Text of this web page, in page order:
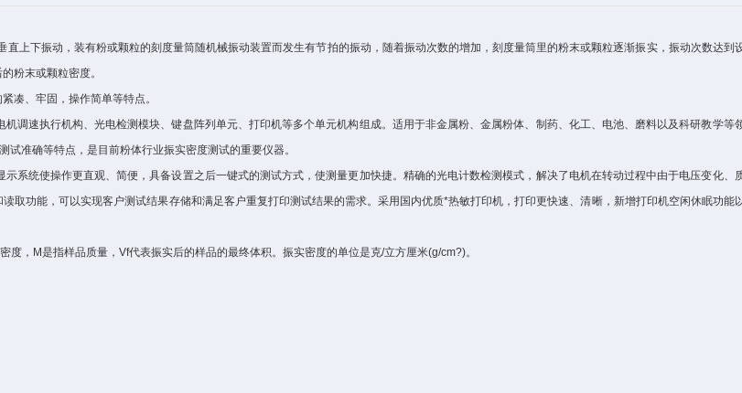
下振动，装有粉或颗粒的刻度量筒随机械振动装置而发生有节拍的振动，随着振动次数的增加，刻度量筒里的粉末或颗粒逐渐振实，振动次数达到
粉末或颗粒密度。
、牢固，操作简单等特点。
速执行机构、光电检测模块、键盘阵列单元、打印机等多个单元机构组成。适用于非金属粉、金属粉体、制药、化工、电池、磨料以及科研教学等
准确等特点，是目前粉体行业振实密度测试的重要仪器。
统使操作更直观、简便，具备设置之后一键式的测试方式，使测量更加快捷。精确的光电计数检测模式，解决了电机在转动过程中由于电压变化、
取功能，可以实现客户测试结果存储和满足客户重复打印测试结果的需求。采用国内优质*热敏打印机，打印更快速、清晰，新增打印机空闲休眠功能
M是指样品质量，Vf代表振实后的样品的最终体积。振实密度的单位是克/立方厘米(g/cm?)。